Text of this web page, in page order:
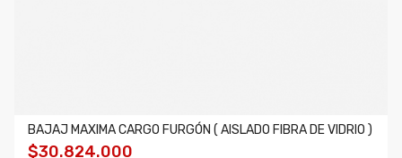
BAJAJ MAXIMA CARGO FURGÓN ( AISLADO FIBRA DE VIDRIO )
$30.824.000